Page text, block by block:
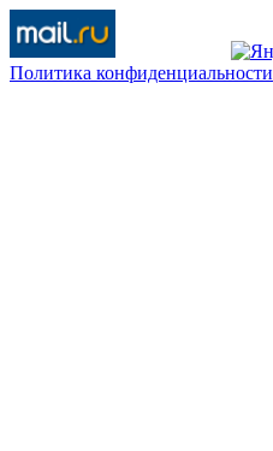
Политика конфиденциальности